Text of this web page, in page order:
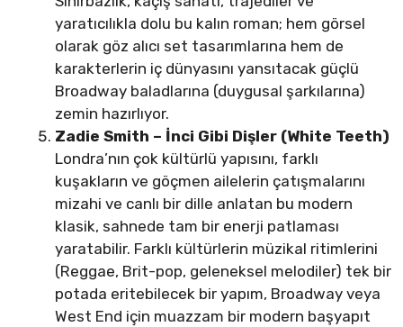
yaratıcılıkla dolu bu kalın roman; hem görsel
olarak göz alıcı set tasarımlarına hem de
karakterlerin iç dünyasını yansıtacak güçlü
Broadway baladlarına (duygusal şarkılarına)
zemin hazırlıyor.
Zadie Smith – İnci Gibi Dişler (White Teeth)
Londra’nın çok kültürlü yapısını, farklı
kuşakların ve göçmen ailelerin çatışmalarını
mizahi ve canlı bir dille anlatan bu modern
klasik, sahnede tam bir enerji patlaması
yaratabilir. Farklı kültürlerin müzikal ritimlerini
(Reggae, Brit-pop, geleneksel melodiler) tek bir
potada eritebilecek bir yapım, Broadway veya
West End için muazzam bir modern başyapıt